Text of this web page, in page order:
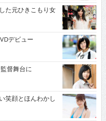
た元ひきこもり女
デビュー
督舞台に
笑顔とほんわかし